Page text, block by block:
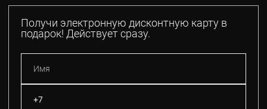
Получи электронную дисконтную карту в
подарок! Действует сразу.